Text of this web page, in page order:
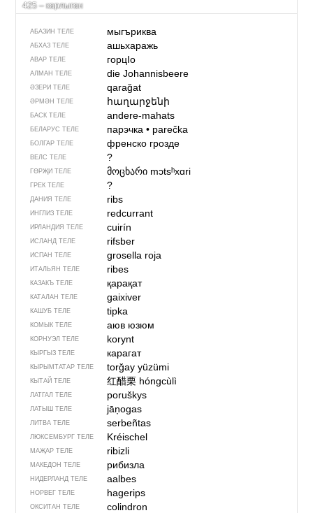
425 – карлыган
АБАЗИН ТЕЛЕ мыгъриква
АБХАЗ ТЕЛЕ ашьхаражь
АВАР ТЕЛЕ горцIо
АЛМАН ТЕЛЕ die Johannisbeere
ӘЗЕРИ ТЕЛЕ qarağat
ӘРМӘН ТЕЛЕ հաղարջենի
БАСК ТЕЛЕ andere-mahats
БЕЛАРУС ТЕЛЕ парэчка• parečka
БОЛГАР ТЕЛЕ френско грозде
ВЕЛС ТЕЛЕ ?
ГӨРҖИ ТЕЛЕ მოცხარი mɔtsʰxɑri
ГРЕК ТЕЛЕ ?
ДАНИЯ ТЕЛЕ ribs
ИНГЛИЗ ТЕЛЕ redcurrant
ИРЛАНДИЯ ТЕЛЕ cuirín
ИСЛАНД ТЕЛЕ rifsber
ИСПАН ТЕЛЕ grosella roja
ИТАЛЬЯН ТЕЛЕ ribes
КАЗАКЪ ТЕЛЕ қарақат
КАТАЛАН ТЕЛЕ gaixiver
КАШУБ ТЕЛЕ tipka
КОМЫК ТЕЛЕ аюв юзюм
КОРНУЭЛ ТЕЛЕ korynt
КЫРГЫЗ ТЕЛЕ карагат
КЫРЫМТАТАР ТЕЛЕ torğay yüzümi
КЫТАЙ ТЕЛЕ 红醋栗 hóngcùlì
ЛАТГАЛ ТЕЛЕ poruškys
ЛАТЫШ ТЕЛЕ jāņogas
ЛИТВА ТЕЛЕ serbeñtas
ЛЮКСЕМБУРГ ТЕЛЕ Kréischel
МАҖАР ТЕЛЕ ribizli
МАКЕДОН ТЕЛЕ рибизла
НИДЕРЛАНД ТЕЛЕ aalbes
НОРВЕГ ТЕЛЕ hagerips
ОКСИТАН ТЕЛЕ colindron